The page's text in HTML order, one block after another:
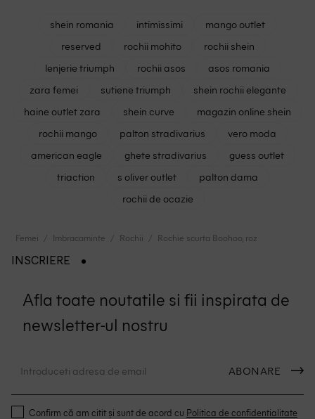
shein romania intimissimi
mango outlet
reserved
rochii mohito
rochii shein
lenjerie triumph
rochii asos
asos romania
zara femei
sutiene triumph
shein rochii elegante
haine outlet zara
shein curve
magazin online shein
rochii mango
palton stradivarius
vero moda
american eagle
ghete stradivarius
guess outlet
triaction
s oliver outlet
palton dama
rochii de ocazie
Femei Imbracaminte Rochii Rochie scurta Boohoo, roz
INSCRIERE
Afla toate noutatile si fii inspirata de
newsletter-ul nostru
ABONARE
Confirm că am citit și sunt de acord cu Politica de confidentialitate